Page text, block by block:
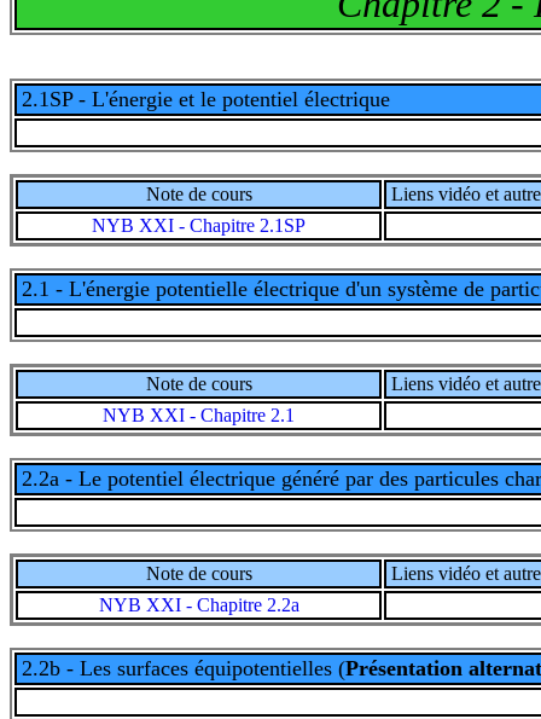
2.1SP - L'énergie et le potentiel électrique
Note de cours
Liens vidéo et
NYB XXI - Chapitre 2.1SP
2.1 - L'énergie potentielle électrique d'un système de
Note de cours
Liens vidéo et
NYB XXI - Chapitre 2.1
2.2a - Le potentiel électrique généré par des particules
Note de cours
Liens vidéo et
NYB XXI - Chapitre 2.2a
2.2b - Les surfaces équipotentielles (Présentation